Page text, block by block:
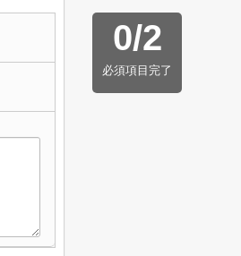
0/2
必須項目完了